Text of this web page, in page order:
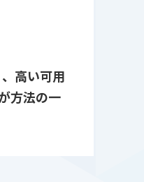
高い可用
方法の一